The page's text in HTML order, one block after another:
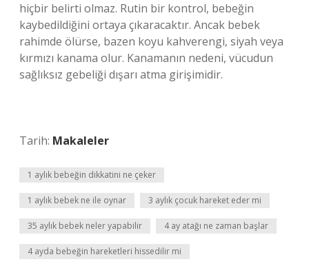
hiçbir belirti olmaz. Rutin bir kontrol, bebeğin
kaybedildiğini ortaya çıkaracaktır. Ancak bebek
rahimde ölürse, bazen koyu kahverengi, siyah veya
kırmızı kanama olur. Kanamanın nedeni, vücudun
sağlıksız gebeliği dışarı atma girişimidir.
Tarih: Makaleler
1 aylık bebeğin dikkatini ne çeker
1 aylık bebek ne ile oynar 3 aylık çocuk hareket eder mi
35 aylık bebek neler yapabilir 4 ay atağı ne zaman başlar
4 ayda bebeğin hareketleri hissedilir mi